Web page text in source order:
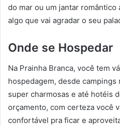
do mar ou um jantar
algo que vai agradar o seu
Onde se Hospedar
Na Prainha Branca, você tem
hospedagem, desde
super charmosas e até hotéis
orçamento, com certeza você
confortável pra ficar e